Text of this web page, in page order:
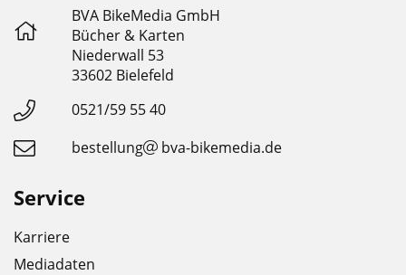
BVA BikeMedia GmbH
Bücher & Karten
Niederwall 53
33602 Bielefeld
0521/59 55 40
bestellung
bva-bikemedia.de
Service
Karriere
Mediadaten